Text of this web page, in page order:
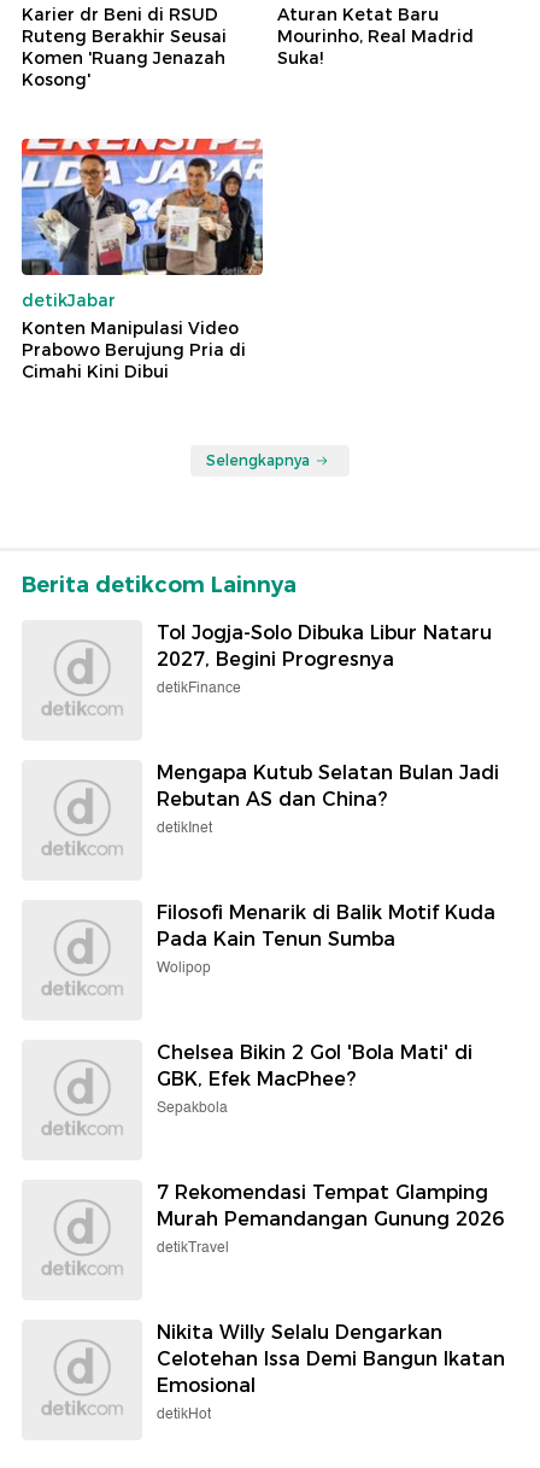
Karier dr Beni di RSUD
Ruteng Berakhir Seusai
Komen 'Ruang Jenazah
Kosong'
Aturan Ketat Baru
Mourinho, Real Madrid
Suka!
detikJabar
Konten Manipulasi Video
Prabowo Berujung Pria di
Cimahi Kini Dibui
Selengkapnya
Berita detikcom Lainnya
Tol Jogja-Solo Dibuka Libur Nataru
2027, Begini Progresnya
detikFinance
Mengapa Kutub Selatan Bulan Jadi
Rebutan AS dan China?
detikInet
Filosofi Menarik di Balik Motif Kuda
Pada Kain Tenun Sumba
Wolipop
Chelsea Bikin 2 Gol 'Bola Mati' di
GBK, Efek MacPhee?
Sepakbola
7 Rekomendasi Tempat Glamping
Murah Pemandangan Gunung 2026
detikTravel
Nikita Willy Selalu Dengarkan
Celotehan Issa Demi Bangun Ikatan
Emosional
detikHot